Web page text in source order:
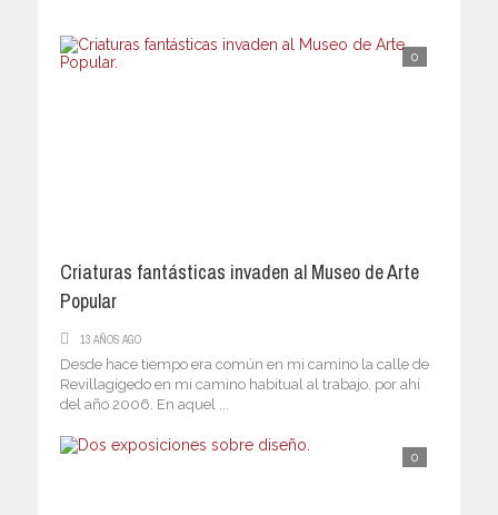
0
Criaturas fantásticas invaden al Museo de Arte
Popular
13 AÑOS AGO
Desde hace tiempo era común en mi camino la calle de
Revillagigedo en mi camino habitual al trabajo, por ahí
del año 2006. En aquel ...
0